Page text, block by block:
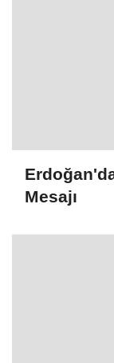
Mesajı